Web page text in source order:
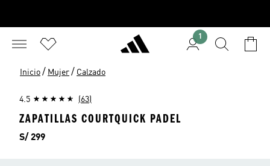
1
Inicio / Mujer / Calzado
4.5 (63)
ZAPATILLAS COURTQUICK PADEL
Precio
S/ 299